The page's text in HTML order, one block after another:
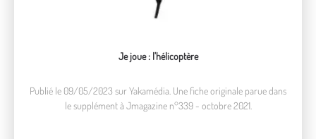
Je joue : l'hélicoptère
Publié le 09/05/2023 sur Yakamédia. Une fiche originale parue dans
le supplément à Jmagazine n°339 - octobre 2021.